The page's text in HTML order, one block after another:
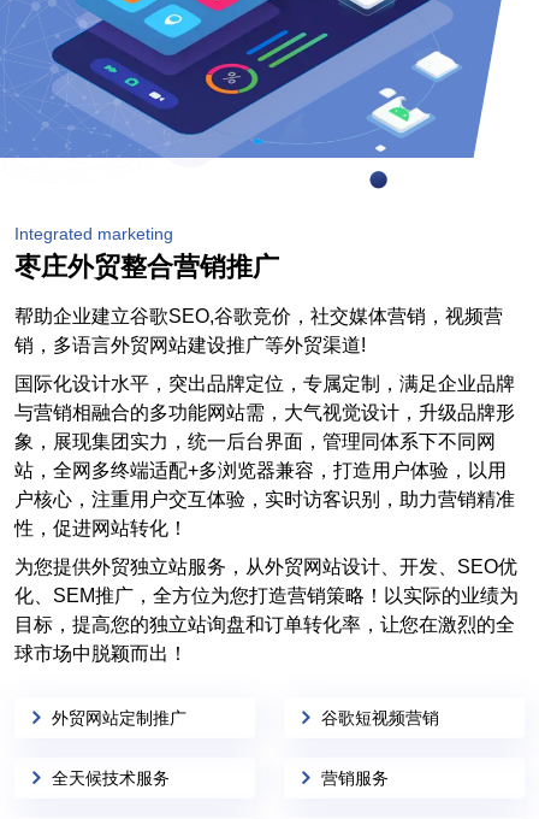
Integrated marketing
枣庄外贸整合营销推广
帮助企业建立谷歌SEO,谷歌竞价，社交媒体营销，视频营
销，多语言外贸网站建设推广等外贸渠道!
国际化设计水平，突出品牌定位，专属定制，满足企业品牌
与营销相融合的多功能网站需，大气视觉设计，升级品牌形
象，展现集团实力，统一后台界面，管理同体系下不同网
站，全网多终端适配+多浏览器兼容，打造用户体验，以用
户核心，注重用户交互体验，实时访客识别，助力营销精准
性，促进网站转化！
为您提供外贸独立站服务，从外贸网站设计、开发、SEO优
化、SEM推广，全方位为您打造营销策略！以实际的业绩为
目标，提高您的独立站询盘和订单转化率，让您在激烈的全
球市场中脱颖而出！
外贸网站定制推广 谷歌短视频营销
全天候技术服务 营销服务